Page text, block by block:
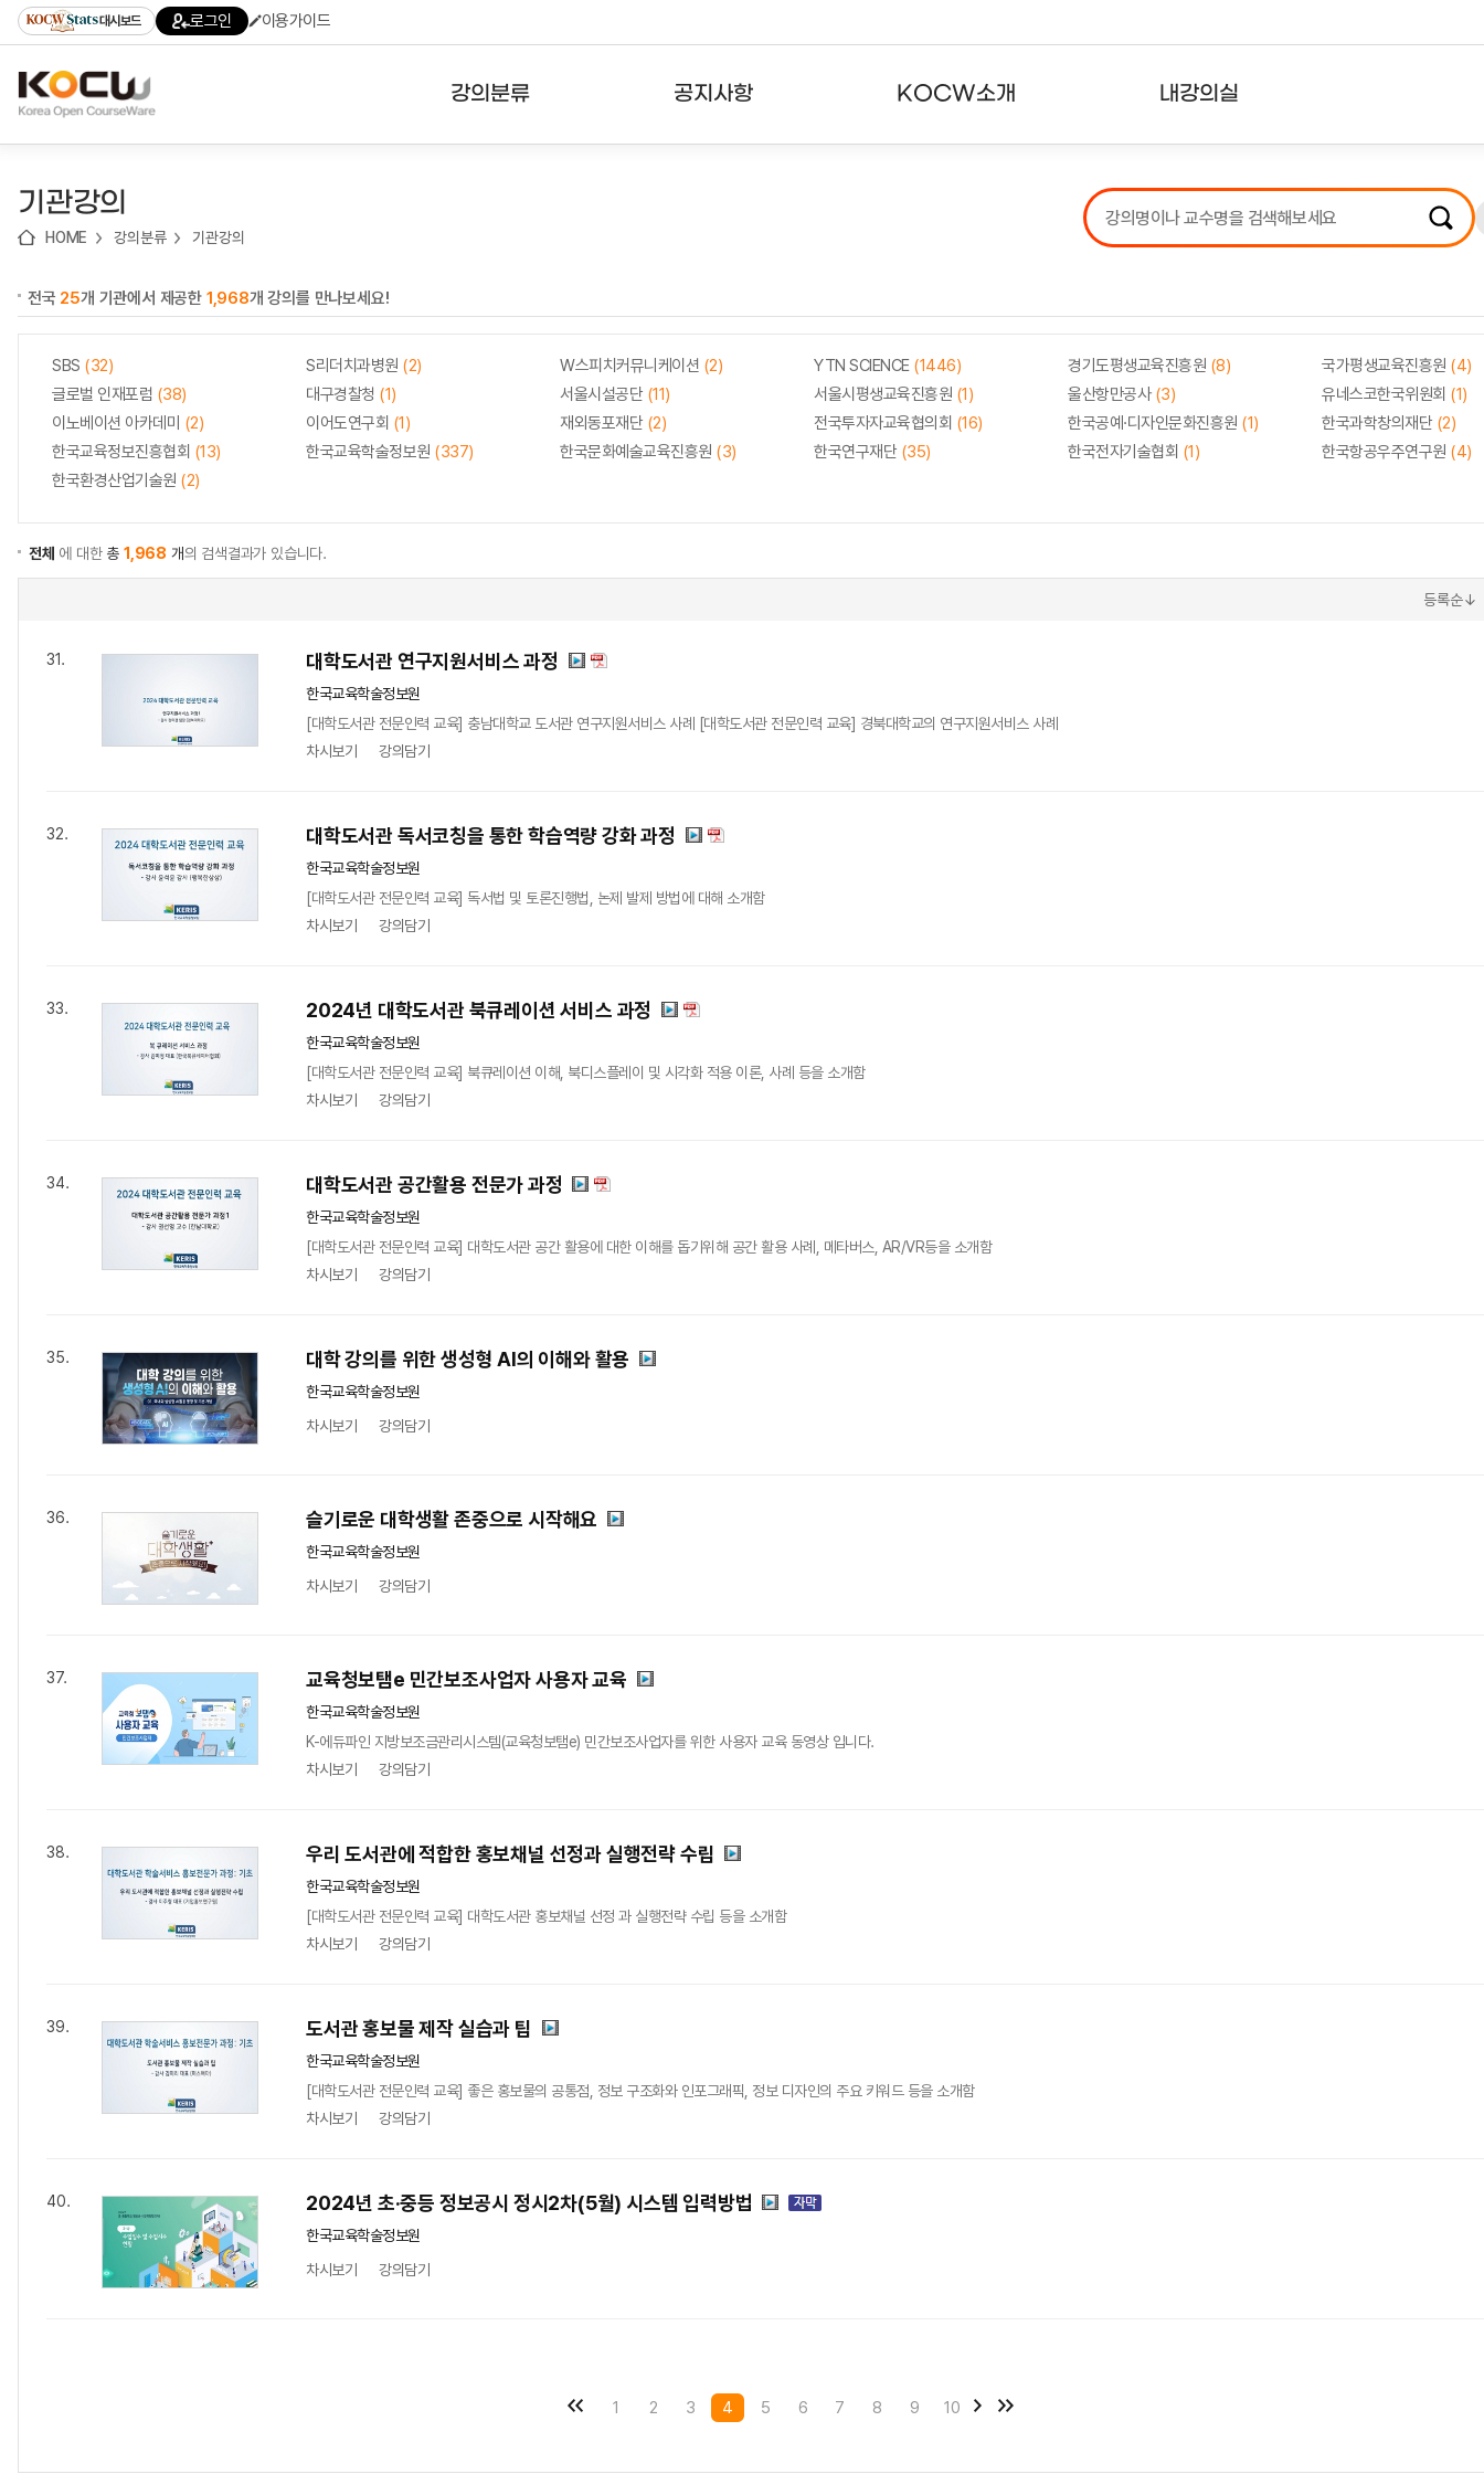
기
기
기
content)
가
대시보드 로그인 이용가이드
강의분류 공지사항 KOCW소개 내강의실
강의리스트
수강확인증강의
기관강의
HOME 강의분류 기관강의
전국 25개 기관에서 제공한 1,968개 강의를 만나보세요!
SBS (32) S리더치과병원 (2) W스피치커뮤니케이션 (2) YTN SCIENCE (1446) 경기도평생교육진흥원 (8) 국가평생교육진흥원 (4)
글로벌 인재포럼 (38) 대구경찰청 (1) 서울시설공단 (11) 서울시평생교육진흥원 (1) 울산항만공사 (3) 유네스코한국위원회 (1)
이노베이션 아카데미 (2) 이어도연구회 (1) 재외동포재단 (2) 전국투자자교육협의회 (16) 한국공예·디자인문화진흥원 (1) 한국과학창의재단 (2)
한국교육정보진흥협회 (13) 한국교육학술정보원 (337) 한국문화예술교육진흥원 (3) 한국연구재단 (35) 한국전자기술협회 (1) 한국항공우주연구원 (4)
한국환경산업기술원 (2)
전체 에 대한총1,968 개의 검색결과가 있습니다.
등록순↓
31. 대학도서관 연구지원서비스 과정
한국교육학술정보원
[대학도서관 전문인력 교육] 충남대학교 도서관 연구지원서비스 사례 [대학도서관 전문인력 교육] 경북대학교의 연구지원서비스 사례
차시보기
강의담기
32. 대학도서관 독서코칭을 통한 학습역량 강화 과정
한국교육학술정보원
[대학도서관 전문인력 교육] 독서법 및 토론진행법, 논제 발제 방법에 대해 소개함
차시보기
강의담기
33. 2024년 대학도서관 북큐레이션 서비스 과정
한국교육학술정보원
[대학도서관 전문인력 교육] 북큐레이션 이해, 북디스플레이 및 시각화 적용 이론, 사례 등을 소개함
차시보기
강의담기
34. 대학도서관 공간활용 전문가 과정
한국교육학술정보원
[대학도서관 전문인력 교육] 대학도서관 공간 활용에 대한 이해를 돕기위해 공간 활용 사례, 메타버스, AR/VR등을 소개함
차시보기
강의담기
35. 대학 강의를 위한 생성형 AI의 이해와 활용
한국교육학술정보원
차시보기
강의담기
36. 슬기로운 대학생활 존중으로 시작해요
한국교육학술정보원
차시보기
강의담기
37. 교육청보탬e 민간보조사업자 사용자 교육
한국교육학술정보원
K-에듀파인 지방보조금관리시스템(교육청보탬e) 민간보조사업자를 위한 사용자 교육 동영상 입니다.
차시보기
강의담기
38. 우리 도서관에 적합한 홍보채널 선정과 실행전략 수립
한국교육학술정보원
[대학도서관 전문인력 교육] 대학도서관 홍보채널 선정 과 실행전략 수립 등을 소개함
차시보기
강의담기
39. 도서관 홍보물 제작 실습과 팁
한국교육학술정보원
[대학도서관 전문인력 교육] 좋은 홍보물의 공통점, 정보 구조화와 인포그래픽, 정보 디자인의 주요 키워드 등을 소개함
차시보기
강의담기
40. 2024년 초·중등 정보공시 정시2차(5월) 시스템 입력방법
한국교육학술정보원
차시보기
강의담기
1 2 3 4 5 6 7 8 9 10